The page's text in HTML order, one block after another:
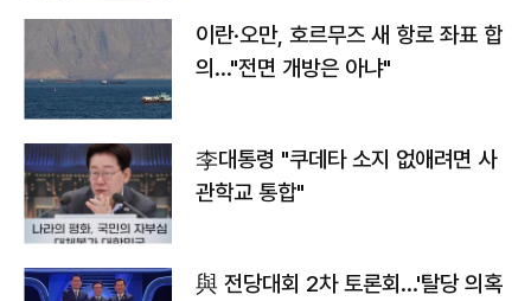
이란·오만, 호르무즈 새 항로 좌표 합
의…"전면 개방은 아냐"
李대통령 "쿠데타 소지 없애려면 사
관학교 통합"
與 전당대회 2차 토론회…'탈당 의혹